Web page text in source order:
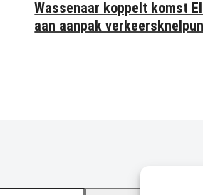
Wassenaar koppelt komst
aan aanpak